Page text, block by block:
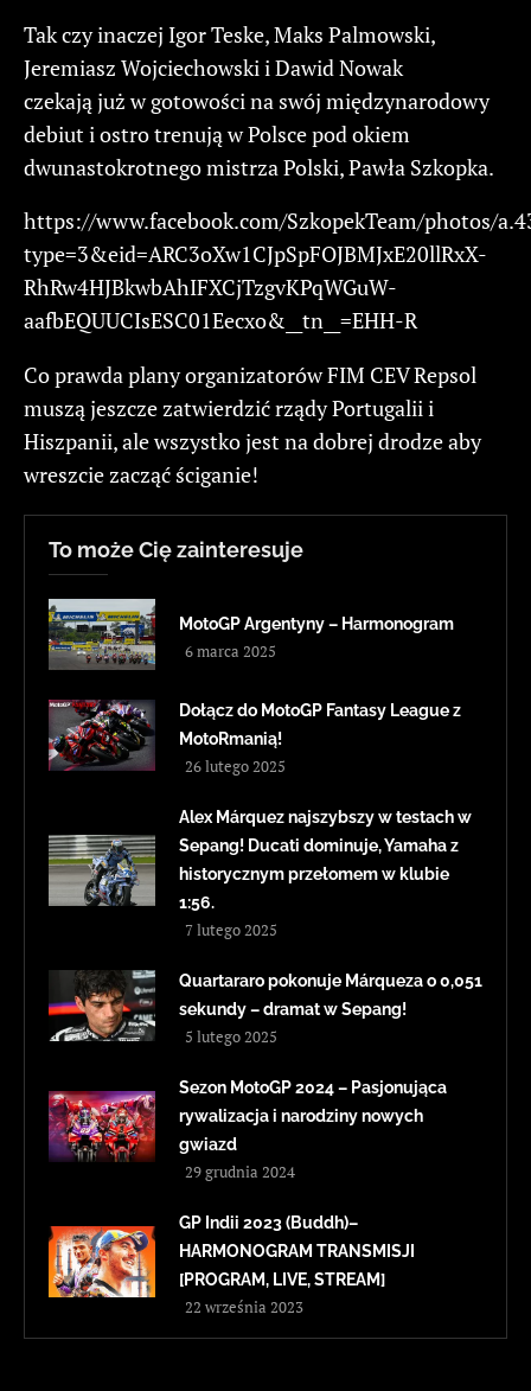
Tak czy inaczej Igor Teske, Maks Palmowski,
Jeremiasz Wojciechowski i Dawid Nowak
czekają już w gotowości na swój międzynarodowy
debiut i ostro trenują w Polsce pod okiem
dwunastokrotnego mistrza Polski, Pawła Szkopka.
https://www.facebook.com/SzkopekTeam/photos/
type=3&eid=ARC3oXw1CJpSpFOJBMJxE20llRxX-
RhRw4HJBkwbAhIFXCjTzgvKPqWGuW-
aafbEQUUCIsESC01Eecxo&__tn__=EHH-R
Co prawda plany organizatorów FIM CEV Repsol
muszą jeszcze zatwierdzić rządy Portugalii i
Hiszpanii, ale wszystko jest na dobrej drodze aby
wreszcie zacząć ściganie!
To może Cię zainteresuje
MotoGP Argentyny – Harmonogram
6 marca 2025
Dołącz do MotoGP Fantasy League z
MotoRmanią!
26 lutego 2025
Alex Márquez najszybszy w testach w
Sepang! Ducati dominuje, Yamaha z
historycznym przełomem w klubie
1:56.
7 lutego 2025
Quartararo pokonuje Márqueza o 0,051
sekundy – dramat w Sepang!
5 lutego 2025
Sezon MotoGP 2024 – Pasjonująca
rywalizacja i narodziny nowych
gwiazd
29 grudnia 2024
GP Indii 2023 (Buddh)–
HARMONOGRAM TRANSMISJI
[PROGRAM, LIVE, STREAM]
22 września 2023